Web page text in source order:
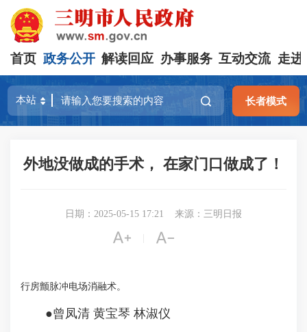
首页 政务公开 解读回应 办事服务 互动交流 走进
长者模式
外地没做成的手术， 在家门口做成了！
日期：2025-05-15 17:21 来源：三明日报
 
行房颤脉冲电场消融术。
●曾凤清 黄宝琴 林淑仪